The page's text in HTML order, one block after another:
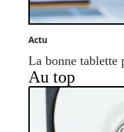
Actu
La bonne tablette
Au top